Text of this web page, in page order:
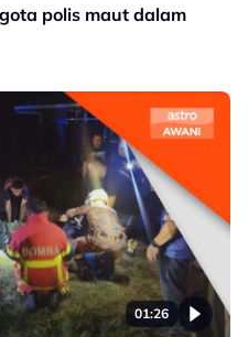
polis maut dalam
01:26